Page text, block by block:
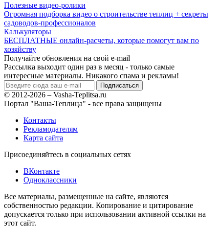
Полезные видео-ролики
Огромная подборка видео о строительстве теплиц + секреты
садоводов-профессионалов
Калькуляторы
БЕСПЛАТНЫЕ онлайн-расчеты, которые помогут вам по
хозяйству
Получайте обновления на свой e-mail
Рассылка выходит один раз в месяц - только самые
интересные материалы. Никакого спама и рекламы!
© 2012-2026 – Vasha-Teplitsa.ru
Портал "Ваша-Теплица" - все права защищены
Контакты
Рекламодателям
Карта сайта
Присоединяйтесь в социальных сетях
ВКонтакте
Одноклассники
Все материалы, размещенные на сайте, являются
собственностью редакции. Копирование и цитирование
допускается только при использовании активной ссылки на
этот сайт.